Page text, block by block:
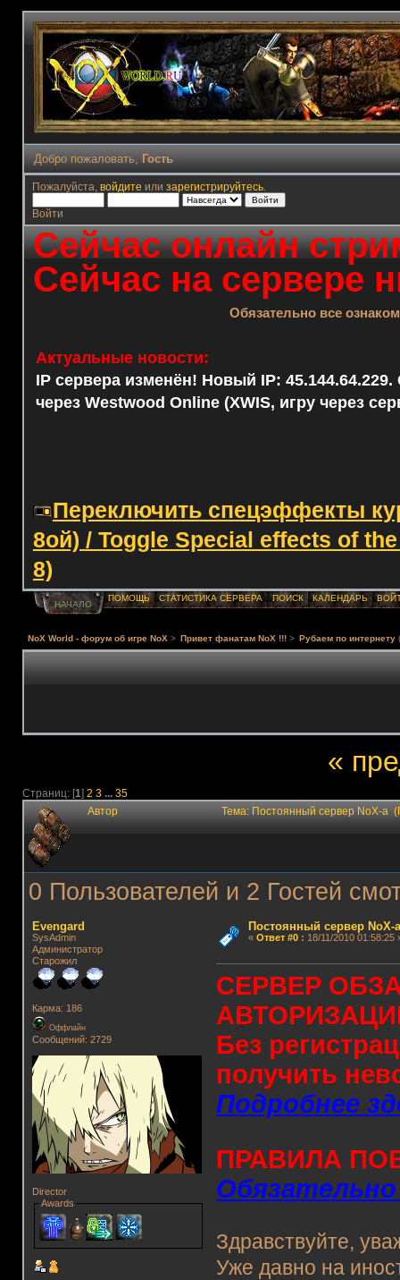
Добро пожаловать, Гость
Пожалуйста, войдите или зарегистрируйтесь.
Войти
Сейчас онлайн
Сейчас на сервере
Обязательно все
Актуальные новости:
IP сервера изменён! Новый IP: 45.144.64.229.
через Westwood Online (XWIS, игру через
Переключить спецэффекты
8ой) / Toggle Special effects of
8)
НАЧАЛО
ПОМОЩЬ СТАТИСТИКА СЕРВЕРА ПОИСК КАЛЕНДАРЬ
NoX World - форум об игре NoX > Привет фанатам NoX !!! > Рубаем по интернету
«
Страниц: [1] 2 3 ... 35
Автор Тема: Постоянный сервер NoX-а
0 Пользователей и 2 Гостей
Evengard
SysAdmin
Администратор
Старожил
Карма: 186
Оффлайн
Сообщений: 2729
Director
Awards
Постоянный сервер NoX-а
« Ответ #0: 18/11/2010 01:58:25
СЕРВЕР
Без
получить
Подробнее
ПРАВИЛА
Здравствуйте,
Уже давно на